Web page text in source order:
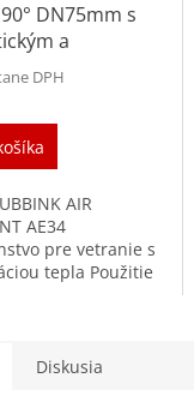
DN75mm s
a
DPH
AIR
AE34
pre vetranie s
tepla Použitie
spoj vďaka...
Diskusia